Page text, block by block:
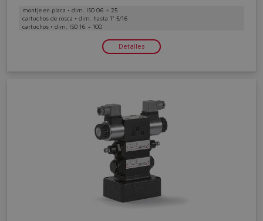
montje en placa • dim. ISO 06 ÷ 25
cartuchos de rosca • dim. hasta 1" 5/16
cartuchos • dim. ISO 16 ÷ 100
Detalles